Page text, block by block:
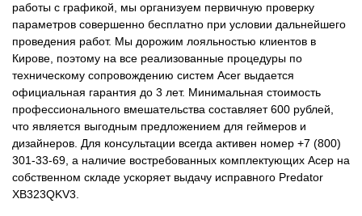
работы с графикой, мы организуем первичную проверку
параметров совершенно бесплатно при условии дальнейшего
проведения работ. Мы дорожим лояльностью клиентов в
Кирове, поэтому на все реализованные процедуры по
техническому сопровождению систем Acer выдается
официальная гарантия до 3 лет. Минимальная стоимость
профессионального вмешательства составляет 600 рублей,
что является выгодным предложением для геймеров и
дизайнеров. Для консультации всегда активен номер +7 (800)
301-33-69, а наличие востребованных комплектующих Асер на
собственном складе ускоряет выдачу исправного Predator
XB323QKV3.